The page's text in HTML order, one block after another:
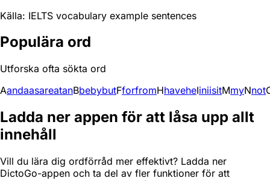
Källa: IELTS vocabulary example sentences
Populära ord
Utforska ofta sökta ord
AandaasareatanBbebybutFforfromHhaveheIiniisitMmyNnot
Ladda ner appen för att låsa upp allt
innehåll
Vill du lära dig ordförråd mer effektivt? Ladda ner
DictoGo-appen och ta del av fler funktioner för att